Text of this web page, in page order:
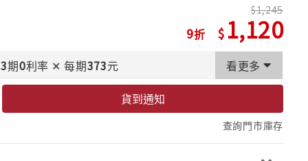
9
1,245
1,120
3期0利率 ✕ 每期373元 看更多
貨到通知
查詢門市庫存